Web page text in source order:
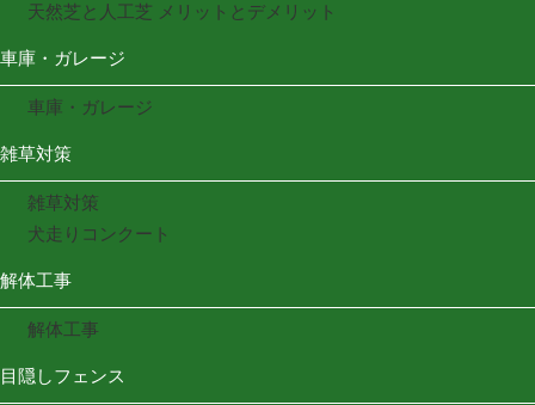
天然芝と人工芝 メリットとデメリット
車庫・ガレージ
車庫・ガレージ
雑草対策
雑草対策
犬走りコンクート
解体工事
解体工事
目隠しフェンス